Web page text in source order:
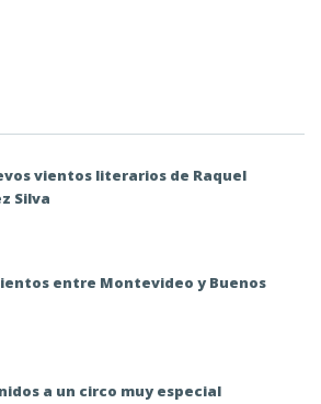
vientos literarios de Raquel
Silva
entre Montevideo y Buenos
a un circo muy especial